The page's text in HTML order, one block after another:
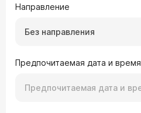
Направление
Без направления
Предпочитаемая дата и время